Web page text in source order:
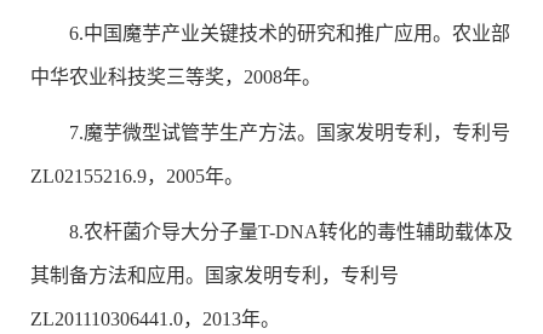
6.中国魔芋产业关键技术的研究和推广应用。农业部
中华农业科技奖三等奖，2008年。
7.魔芋微型试管芋生产方法。国家发明专利，专利号
ZL02155216.9，2005年。
8.农杆菌介导大分子量T-DNA转化的毒性辅助载体及
其制备方法和应用。国家发明专利，专利号
ZL201110306441.0，2013年。